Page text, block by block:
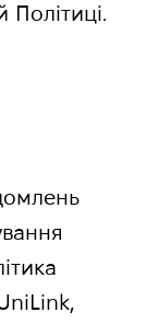
Політиці.